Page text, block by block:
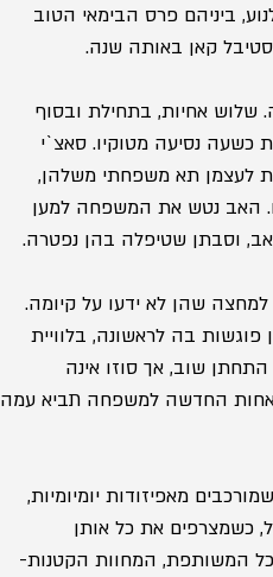
ביניהם פרס הבימאי הטוב
קאן באותה שנה.
שלוש אחיות, בתחילת ובסוף
כשעה נסיעה מטוקיו. סאצ`י
לעצמן תא משפחתי משלהן,
האב נטש את המשפחה למען
שהן לא ידעו על קיומה.
בה לראשונה, בלוויית
שוב, אך סוזו אינה
החדשה למשפחה תביא עמה
מאפיזודות יומיומיות,
כשמצרפים את כל אותן
המשותפת, המחוות הקטנות-